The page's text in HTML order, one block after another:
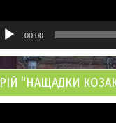
00:00
РІЙ “НАЩАДКИ